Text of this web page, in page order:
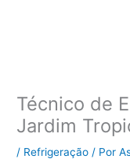
Técnico de
Jardim
/ Refrigeração / Por